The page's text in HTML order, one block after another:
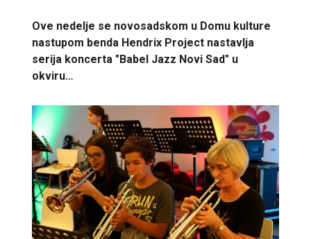
Ove nedelje se novosadskom u Domu kulture
nastupom benda Hendrix Project nastavlja
serija koncerta "Babel Jazz Novi Sad" u
okviru…